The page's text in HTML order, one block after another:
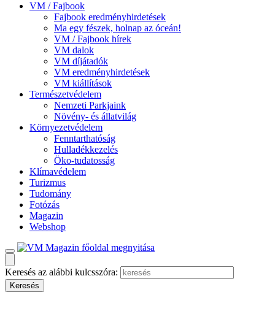
VM / Fajbook
Fajbook eredményhirdetések
Ma egy fészek, holnap az óceán!
VM / Fajbook hírek
VM dalok
VM díjátadók
VM eredményhirdetések
VM kiállítások
Természetvédelem
Nemzeti Parkjaink
Növény- és állatvilág
Környezetvédelem
Fenntarthatóság
Hulladékkezelés
Öko-tudatosság
Klímavédelem
Turizmus
Tudomány
Fotózás
Magazin
Webshop
Keresés az alábbi kulcsszóra: